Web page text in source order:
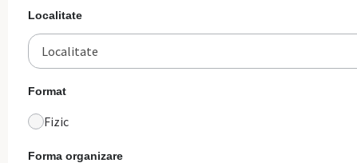
Localitate
Localitate
Format
Fizic
Forma organizare